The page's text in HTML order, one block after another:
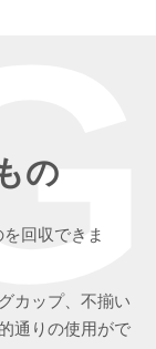
の
回収できま
カップ、不揃い
通りの使用がで